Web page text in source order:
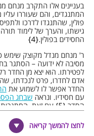
בעניינים אלו התקרב מנחם
המתנגדים, והם שעוררו
פולין, שהתנגדו לדרכו
גישתו, והערך של לימוד
החסידים בפולין. 4
ר' מנחם מנדל מקוצק שימש
מסיבה לא ידועה – הסתגר
לפטירתו. הוא יצא מן החדר
אדם לחדרו, פרט לנכדתו,
החדר אפשר לו לשמוע את
עם חסידיו. ונראה שבחג
הסדר. 5 עם זאת,
לגדול ולהתרחב תחת
(מאשתו הראשונה) ירש את
לחצו להמשך קריאה